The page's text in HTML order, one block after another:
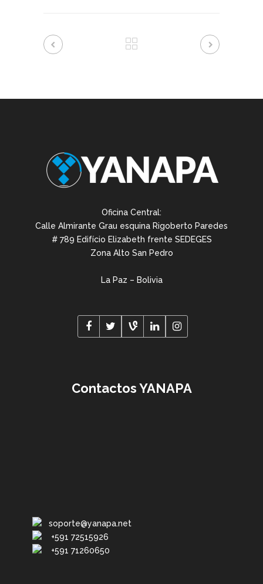
Oficina Central:
Calle Almirante Grau esquina Rigoberto Paredes
# 789 Edifício Elizabeth frente SEDEGES
Zona Alto San Pedro
La Paz – Bolivia
Contactos YANAPA
soporte@yanapa.net
+591 72515926
+591 71260650